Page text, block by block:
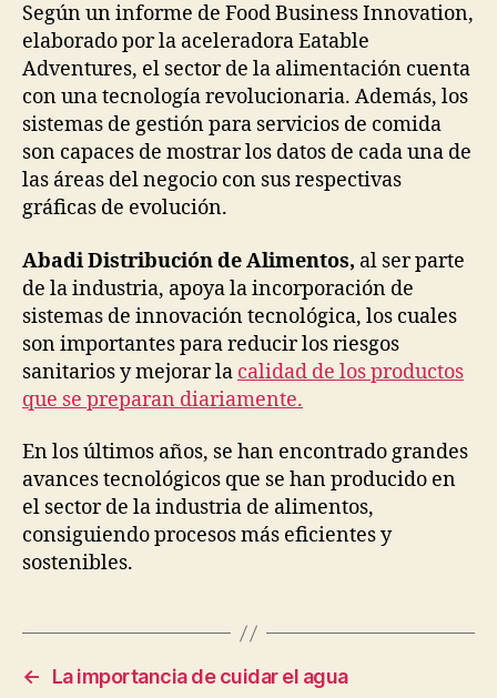
Según un informe de Food Business Innovation,
elaborado por la aceleradora Eatable
Adventures, el sector de la alimentación cuenta
con una tecnología revolucionaria. Además, los
sistemas de gestión para servicios de comida
son capaces de mostrar los datos de cada una de
las áreas del negocio con sus respectivas
gráficas de evolución.
Abadi Distribución de Alimentos, al ser parte
de la industria, apoya la incorporación de
sistemas de innovación tecnológica, los cuales
son importantes para reducir los riesgos
sanitarios y mejorar la calidad de los productos
que se preparan diariamente.
En los últimos años, se han encontrado grandes
avances tecnológicos que se han producido en
el sector de la industria de alimentos,
consiguiendo procesos más eficientes y
sostenibles.
←
La importancia de cuidar el agua